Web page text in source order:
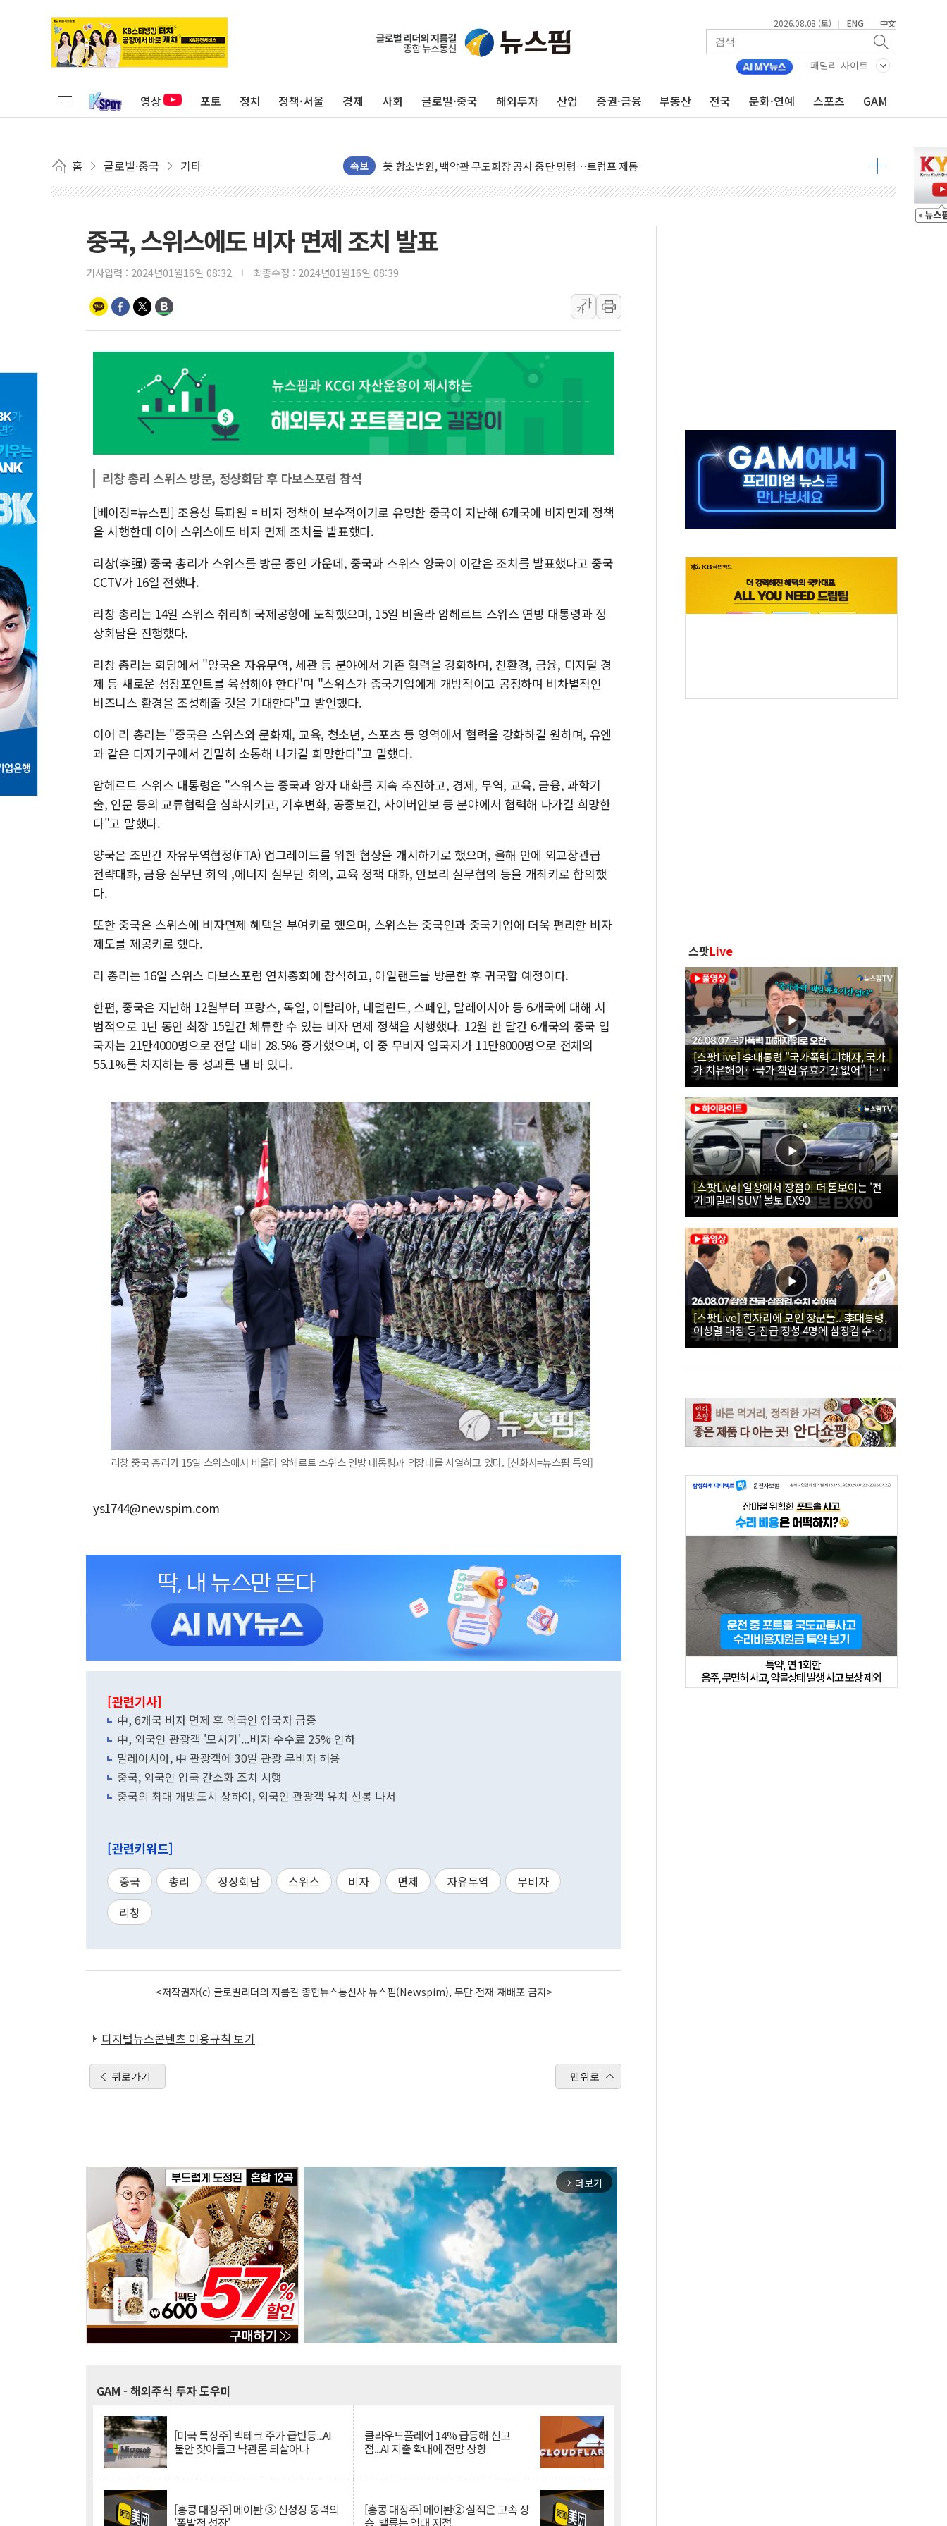
2026.08.08 (토) | ENG | 中文
패밀리 사이트
영상 포토 정치 정책·서울 경제 사회 글로벌·중국 해외투자 산업 증권·금융 부동산 전국 문화·연예 스포츠 GAM
홈 글로벌·중국 기타 속보
뉴욕증시, 고용 쇼크에 금리 인상 우려 후퇴…S&P500 최고치
트럼프, 쿡 연준 이사 해임 재추진…"26일까지 의혹 소명" 요구
유럽증시, 美 고용 예상 밖 부진에 연준 금리 인상 가능성 낮아지며 상승… STOXX 600 지수는 나흘 연속 최고치
미 연준 매파 기세 꺾이나…고용 감소에 9월 동결 전망 우세
[종합] 이슬람 수니파 3국, '공동방위협정' 체결… 이스라엘·이란 위협에 맞설 자체 억지력 강화
美 항소법원, 백악관 무도회장 공사 중단 명령…트럼프 제동
美 고용 쇼크에 엔화 장중 급등…시장은 "또 개입했나" 촉각
뉴욕증시 프리뷰, 美 고용 쇼크에 금리 인상 우려 후퇴…나스닥 선물 1%대 상승
뉴욕증시 개장 전 특징주...아틀라시안·클라우드플레어·태양광주↑ VS 트레이드데스크·웬디스↓
보훈부, 미 DPAA와 MOU… "6·25 미군 실종자 7359명 끝까지 찾겠다"
트럼프 "금리 내려야"…파월 때와 달리 워시엔 톤 낮춰
특정 정치인 측근 포항시 정책특보 내정설...포항시 '시끌'
李 "해남 태양광, 대한민국 다음 100년 밑거름…수도권 집중 완화 전환점"
중국, 스위스에도 비자 면제 조치 발표
기사입력 : 2024년01월16일 08:32 최종수정 : 2024년01월16일 08:39
가
가
리창 총리 스위스 방문, 정상회담 후 다보스포럼 참석
[베이징=뉴스핌] 조용성 특파원 = 비자 정책이 보수적이기로 유명한 중국이 지난해 6개국에 비자면제 정책
을 시행한데 이어 스위스에도 비자 면제 조치를 발표했다.
리창(李强) 중국 총리가 스위스를 방문 중인 가운데, 중국과 스위스 양국이 이같은 조치를 발표했다고 중국
CCTV가 16일 전했다.
리창 총리는 14일 스위스 취리히 국제공항에 도착했으며, 15일 비올라 암헤르트 스위스 연방 대통령과 정
상회담을 진행했다.
리창 총리는 회담에서 "양국은 자유무역, 세관 등 분야에서 기존 협력을 강화하며, 친환경, 금융, 디지털 경
제 등 새로운 성장포인트를 육성해야 한다"며 "스위스가 중국기업에게 개방적이고 공정하며 비차별적인
비즈니스 환경을 조성해줄 것을 기대한다"고 발언했다.
이어 리 총리는 "중국은 스위스와 문화재, 교육, 청소년, 스포츠 등 영역에서 협력을 강화하길 원하며, 유엔
과 같은 다자기구에서 긴밀히 소통해 나가길 희망한다"고 말했다.
암헤르트 스위스 대통령은 "스위스는 중국과 양자 대화를 지속 추진하고, 경제, 무역, 교육, 금융, 과학기
술, 인문 등의 교류협력을 심화시키고, 기후변화, 공중보건, 사이버안보 등 분야에서 협력해 나가길 희망한
다"고 말했다.
양국은 조만간 자유무역협정(FTA) 업그레이드를 위한 협상을 개시하기로 했으며, 올해 안에 외교장관급
전략대화, 금융 실무단 회의 ,에너지 실무단 회의, 교육 정책 대화, 안보리 실무협의 등을 개최키로 합의했
다.
또한 중국은 스위스에 비자면제 혜택을 부여키로 했으며, 스위스는 중국인과 중국기업에 더욱 편리한 비자
제도를 제공키로 했다.
리 총리는 16일 스위스 다보스포럼 연차총회에 참석하고, 아일랜드를 방문한 후 귀국할 예정이다.
한편, 중국은 지난해 12월부터 프랑스, 독일, 이탈리아, 네덜란드, 스페인, 말레이시아 등 6개국에 대해 시
범적으로 1년 동안 최장 15일간 체류할 수 있는 비자 면제 정책을 시행했다. 12월 한 달간 6개국의 중국 입
국자는 21만4000명으로 전달 대비 28.5% 증가했으며, 이 중 무비자 입국자가 11만8000명으로 전체의
55.1%를 차지하는 등 성과를 낸 바 있다.
리창 중국 총리가 15일 스위스에서 비올라 암헤르트 스위스 연방 대통령과 의장대를 사열하고 있다. [신화사=뉴스핌 특약]
ys1744@newspim.com
[관련기사]
中, 6개국 비자 면제 후 외국인 입국자 급증
中, 외국인 관광객 '모시기'...비자 수수료 25% 인하
말레이시아, 中 관광객에 30일 관광 무비자 허용
중국, 외국인 입국 간소화 조치 시행
중국의 최대 개방도시 상하이, 외국인 관광객 유치 선봉 나서
[관련키워드]
중국 총리 정상회담 스위스 비자 면제 자유무역
무비자
리창
<저작권자(c) 글로벌리더의 지름길 종합뉴스통신사 뉴스핌(Newspim), 무단 전재-재배포 금지>
디지털뉴스콘텐츠 이용규칙 보기
뒤로가기 맨위로
arrow_forward_ios 더보기
GAM - 해외주식 투자 도우미
[미국 특징주] 빅테크 주가 급반등...AI
불안 잦아들고 낙관론 되살아나
클라우드플레어 14% 급등해 신고
점...AI 지출 확대에 전망 상향
[홍콩 대장주] 메이퇀 ③ 신성장 동력의
'폭발적 성장'
[홍콩 대장주] 메이퇀② 실적은 고속 상
승, 밸류는 역대 저점
스팟Live
[스팟Live] 李대통령 "국가폭력 피해자, 국가
가 치유해야…국가 책임 유효기간 없어"｜
26.08.07 국가폭력 피해자 위로 오찬
[스팟Live] 일상에서 장점이 더 돋보이는 '전
기 패밀리 SUV' 볼보 EX90
[스팟Live] 한자리에 모인 장군들...李대통령,
이상렬 대장 등 진급 장성 4명에 삼정검 수치
직접 수여｜26.08.07 장성 진급·삼정검 수치